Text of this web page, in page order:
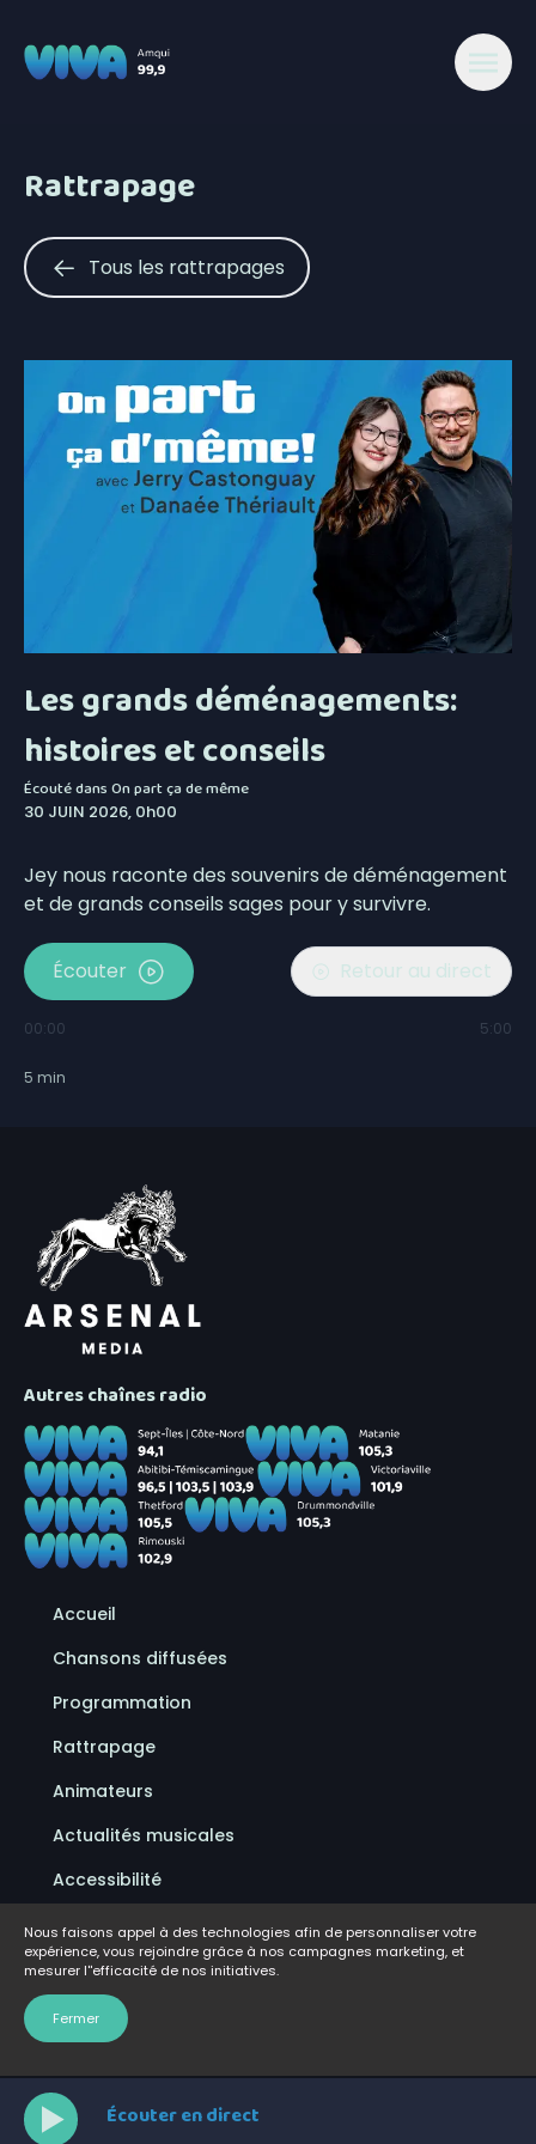
Écouter en direct
Rattrapage
Tous les rattrapages
Les grands déménagements:
histoires et conseils
Écouté dansOn part ça de même
30 JUIN 2026, 0h00
Jey nous raconte des souvenirs de déménagement
et de grands conseils sages pour y survivre.
Écouter Retour au direct
00:00 5:00
5 min
Autres chaînes radio
Accueil
Chansons diffusées
Programmation
Rattrapage
Animateurs
Actualités musicales
Accessibilité
Politique de confidentialité
Conditions d'utilisation
FAQ
Nous faisons appel à des technologies afin de personnaliser votre
expérience, vous rejoindre grâce à nos campagnes marketing, et
mesurer l''efficacité de nos initiatives.
Fermer